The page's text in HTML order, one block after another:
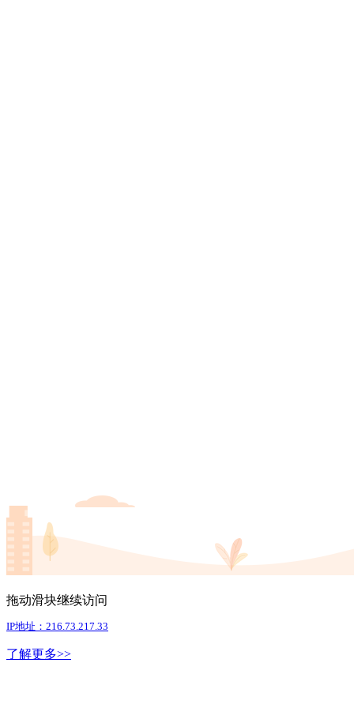
拖动滑块继续访问
IP地址：216.73.217.33
了解更多>>